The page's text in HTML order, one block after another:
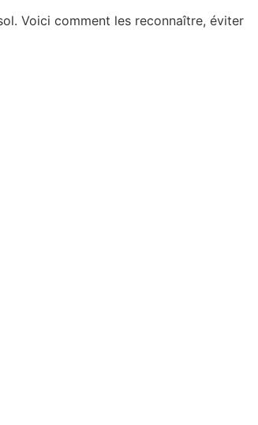
Voici comment les reconnaître, éviter